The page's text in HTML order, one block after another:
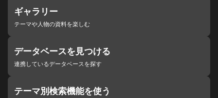
ギャラリー
テーマや人物の資料を楽しむ
データベースを見つける
連携しているデータベースを探す
テーマ別検索機能を使う